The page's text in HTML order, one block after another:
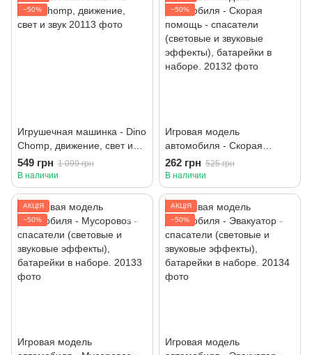
−50%
Игрушечная машинка - Dino
Chomp, движение, свет и
звук
549 грн 1 099 грн
В наличии
−50%
Игровая модель
автомобиля - Скорая
помощь - спасатели
(световые и звуковые
эффекты), батарейки в
наборе.
262 грн 525 грн
В наличии
АКЦІЯ
−50%
Игровая модель
АКЦІЯ
−50%
Игровая модель